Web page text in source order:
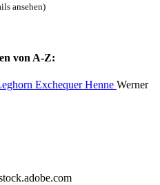
ansehen)
von A-Z:
Werner